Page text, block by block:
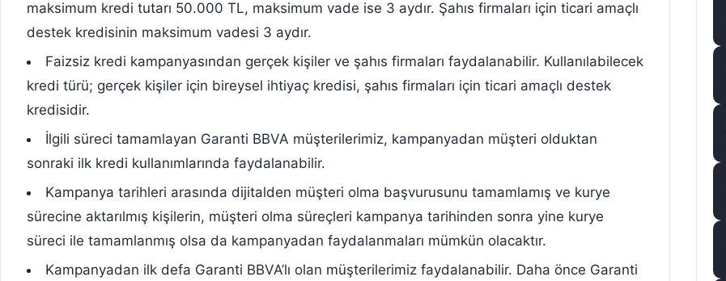
maksimum kredi tutarı 50.000 TL, maksimum vade ise 3 aydır. Şahıs firmaları için ticari amaçlı
destek kredisinin maksimum vadesi 3 aydır.
Faizsiz kredi kampanyasından gerçek kişiler ve şahıs firmaları faydalanabilir. Kullanılabilecek
kredi türü; gerçek kişiler için bireysel ihtiyaç kredisi, şahıs firmaları için ticari amaçlı destek
kredisidir.
İlgili süreci tamamlayan Garanti BBVA müşterilerimiz, kampanyadan müşteri olduktan
sonraki ilk kredi kullanımlarında faydalanabilir.
Kampanya tarihleri arasında dijitalden müşteri olma başvurusunu tamamlamış ve kurye
sürecine aktarılmış kişilerin, müşteri olma süreçleri kampanya tarihinden sonra yine kurye
süreci ile tamamlanmış olsa da kampanyadan faydalanmaları mümkün olacaktır.
Kampanyadan ilk defa Garanti BBVA’lı olan müşterilerimiz faydalanabilir. Daha önce Garanti